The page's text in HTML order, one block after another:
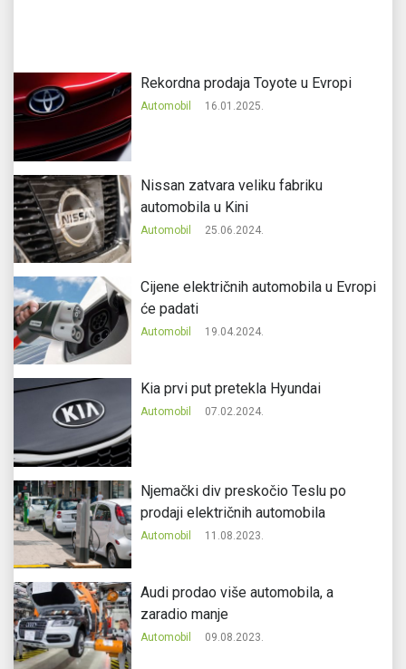
Rekordna prodaja Toyote u Evropi
Automobil 16.01.2025.
Nissan zatvara veliku fabriku
automobila u Kini
Automobil 25.06.2024.
Cijene električnih automobila u Evropi
će padati
Automobil 19.04.2024.
Kia prvi put pretekla Hyundai
Automobil 07.02.2024.
Njemački div preskočio Teslu po
prodaji električnih automobila
Automobil 11.08.2023.
Audi prodao više automobila, a
zaradio manje
Automobil 09.08.2023.